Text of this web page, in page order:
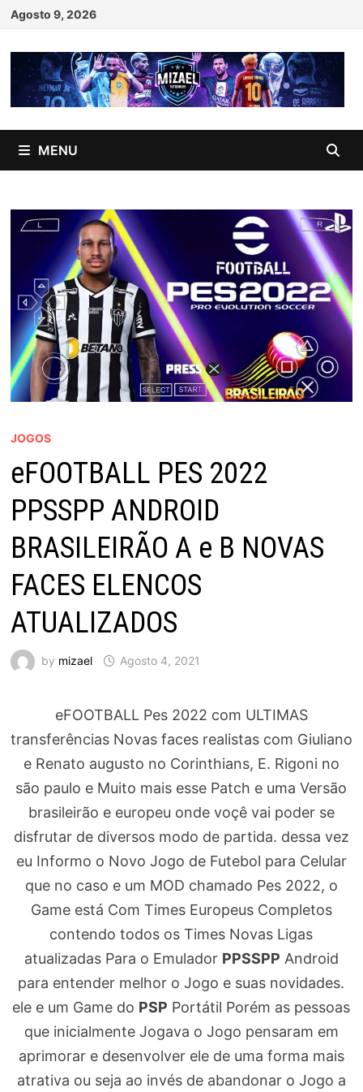
Skip
content
Agosto 9, 2026
MENU
JOGOS
eFOOTBALL PES 2022
PPSSPP ANDROID
BRASILEIRÃO A e B NOVAS
FACES ELENCOS
ATUALIZADOS
by mizael Agosto 4, 2021
eFOOTBALL Pes 2022 com ULTIMAS
transferências Novas faces realistas com Giuliano
e Renato augusto no Corinthians, E. Rigoni no
são paulo e Muito mais esse Patch e uma Versão
brasileirão e europeu onde voçê vai poder se
disfrutar de diversos modo de partida. dessa vez
eu Informo o Novo Jogo de Futebol para Celular
que no caso e um MOD chamado Pes 2022, o
Game está Com Times Europeus Completos
contendo todos os Times Novas Ligas
atualizadas Para o Emulador PPSSPP Android
para entender melhor o Jogo e suas novidades.
ele e um Game do PSP Portátil Porém as pessoas
que inicialmente Jogava o Jogo pensaram em
aprimorar e desenvolver ele de uma forma mais
atrativa ou seja ao invés de abandonar o Jogo a